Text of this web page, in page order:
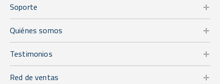
Soporte
Quiénes somos
Testimonios
Red de ventas